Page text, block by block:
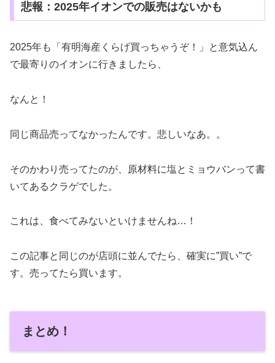
悲報：2025年イオンでの販売はないかも
2025年も「有明海産くらげ買っちゃうぞ！」と意気込ん
で最寄りのイオンに行きましたら、
なんと！
同じ商品売ってなかったんです。悲しいなあ。。
そのかわり売ってたのが、原材料に塩とミョウバンって書
いてあるクラゲでした。
これは、食べてみないといけませんね…！
この記事と同じのが店頭に並んでたら、確実に”買い”で
す。売ってたら買います。
まとめ！